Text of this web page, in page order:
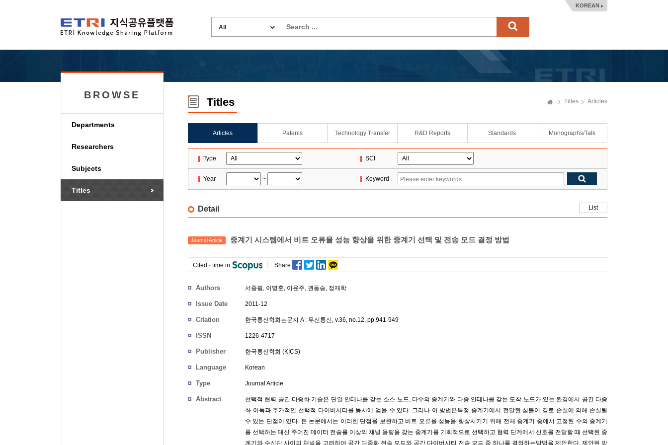
KOREAN
BROWSE
Departments
Researchers
Subjects
Titles
Titles Titles Articles
Articles Patents Technology Transfer R&D Reports Standards Monographs/Talk
Type SCI
Year ~ Keyword
Detail List
Journal Article 중계기 시스템에서 비트 오류율 성능 향상을 위한 중계기 선택 및 전송 모드 결정 방법
Cited - time in Share
Authors 서종필, 이명훈, 이윤주, 권동승, 정재학
Issue Date 2011-12
Citation 한국통신학회논문지 A : 무선통신, v.36, no.12, pp.941-949
ISSN 1226-4717
Publisher 한국통신학회 (KICS)
Language Korean
Type Journal Article
Abstract
선택적 협력 공간 다중화 기술은 단일 안테나를 갖는 소스 노드, 다수의 중계기와 다중 안테나를 갖는 도착 노드가 있는 환경에서 공간 다중
화 이득과 추가적인 선택적 다이버시티를 동시에 얻을 수 있다. 그러나 이 방법은특정 중계기에서 전달된 심볼이 경로 손실에 의해 손실될
수 있는 단점이 있다. 본 논문에서는 이러한 단점을 보완하고 비트 오류율 성능을 향상시키기 위해 전체 중계기 중에서 고정된 수의 중계기
를 선택하는 대신 주어진 데이터 전송률 이상의 채널 용량을 갖는 중계기를 기회적으로 선택하고 협력 단계에서 신호를 전달할 때 선택된 중
계기와 수신단 사이의 채널을 고려하여 공간 다중화 전송 모드와 공간 다이버시티 전송 모드 중 하나를 결정하는방법을 제안한다. 제안된 방